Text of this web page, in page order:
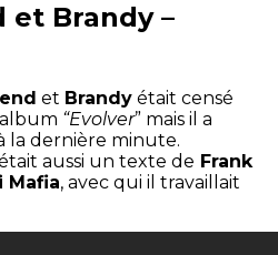
et Brandy –
et Brandy était censé
“Evolver” mais il a
la dernière minute.
aussi un texte de Frank
Mafia, avec qui il travaillait